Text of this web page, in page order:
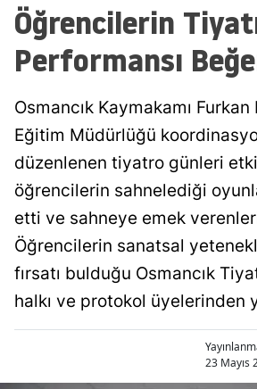
Öğrencilerin
Performansı
Osmancık Kaymakamı
Eğitim Müdürlüğü
düzenlenen tiyatro günleri
öğrencilerin sahnelediği
etti ve sahneye emek
Öğrencilerin sanatsal
fırsatı bulduğu Osmancık
halkı ve protokol üyelerinden
23 Mayıs